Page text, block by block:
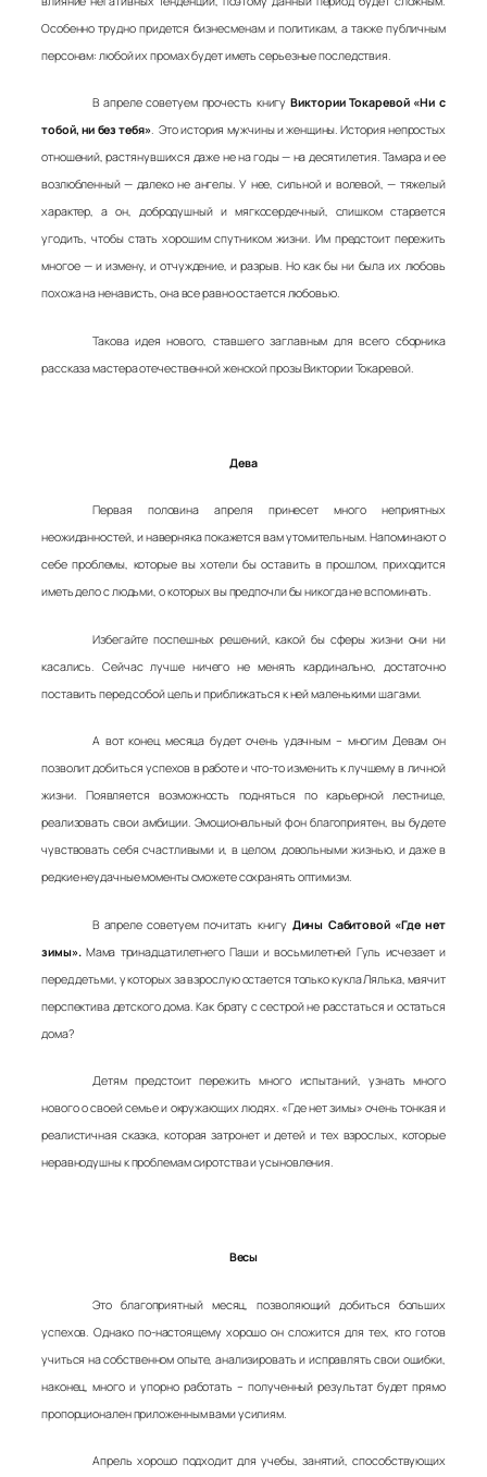
Особенно трудно придется бизнесменам и политикам, а также публичным
персонам: любой их промах будет иметь серьезные последствия.
В апреле советуем прочесть книгуВиктории Токаревой «Ни с
тобой, ни без тебя». Это история мужчины и женщины. История непростых
отношений, растянувшихся даже не на годы — на десятилетия. Тамара и ее
возлюбленный — далеко не ангелы. У нее, сильной и волевой, — тяжелый
характер, а он, добродушный и мягкосердечный, слишком старается
угодить, чтобы стать хорошим спутником жизни. Им предстоит пережить
многое — и измену, и отчуждение, и разрыв. Но как бы ни была их любовь
похожа на ненависть, она все равно остается любовью.
Такова идея нового, ставшего заглавным для всего сборника
рассказа мастера отечественной женской прозы Виктории Токаревой.
Дева
Первая половина апреля принесет много неприятных
неожиданностей, и наверняка покажется вам утомительным. Напоминают о
себе проблемы, которые вы хотели бы оставить в прошлом, приходится
иметь дело с людьми, о которых вы предпочли бы никогда не вспоминать.
Избегайте поспешных решений, какой бы сферы жизни они ни
касались. Сейчас лучше ничего не менять кардинально, достаточно
поставить перед собой цель и приближаться к ней маленькими шагами.
А вот конец месяца будет очень удачным – многим Девам он
позволит добиться успехов в работе и что-то изменить к лучшему в личной
жизни. Появляется возможность подняться по карьерной лестнице,
реализовать свои амбиции. Эмоциональный фон благоприятен, вы будете
чувствовать себя счастливыми и, в целом, довольными жизнью, и даже в
редкие неудачные моменты сможете сохранять оптимизм.
В апреле советуем почитать книгу Дины Сабитовой «Где нет
зимы».Мама тринадцатилетнего Паши и восьмилетней Гуль исчезает и
перед детьми, у которых за взрослую остается только кукла Лялька, маячит
перспектива детского дома. Как брату с сестрой не расстаться и остаться
дома?
Детям предстоит пережить много испытаний, узнать много
нового о своей семье и окружающих людях. «Где нет зимы» очень тонкая и
реалистичная сказка, которая затронет и детей и тех взрослых, которые
неравнодушны к проблемам сиротства и усыновления.
Весы
Это благоприятный месяц, позволяющий добиться больших
успехов. Однако по-настоящему хорошо он сложится для тех, кто готов
учиться на собственном опыте, анализировать и исправлять свои ошибки,
наконец, много и упорно работать – полученный результат будет прямо
пропорционален приложенным вами усилиям.
Апрель хорошо подходит для учебы, занятий, способствующих